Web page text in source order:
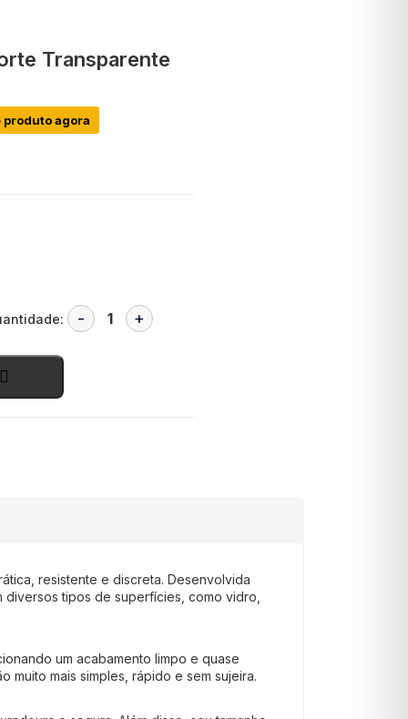
Transparente
produto agora
resistente e discreta. Desenvolvida
tipos de superfícies, como vidro,
um acabamento limpo e quase
mais simples, rápido e sem sujeira.